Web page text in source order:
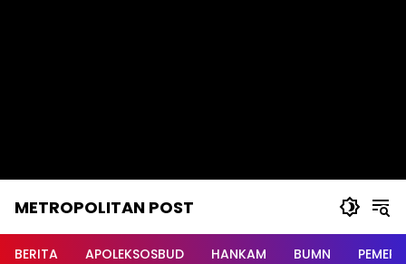
METROPOLITAN POST
BERITA APOLEKSOSBUD HANKAM BUMN